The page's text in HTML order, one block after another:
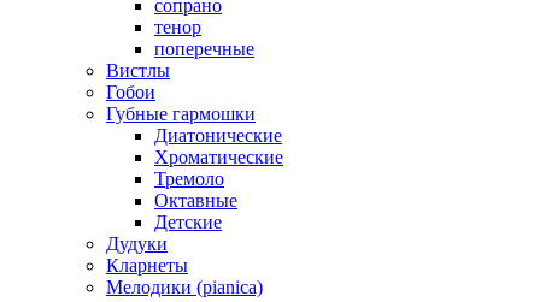
сопрано
тенор
поперечные
Вистлы
Гобои
Губные гармошки
Диатонические
Хроматические
Тремоло
Октавные
Детские
Дудуки
Кларнеты
Мелодики (pianica)